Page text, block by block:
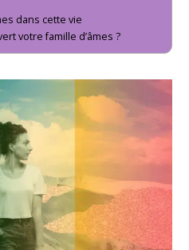
dans cette vie
votre famille d’âmes ?